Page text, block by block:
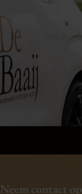
Neem contact op